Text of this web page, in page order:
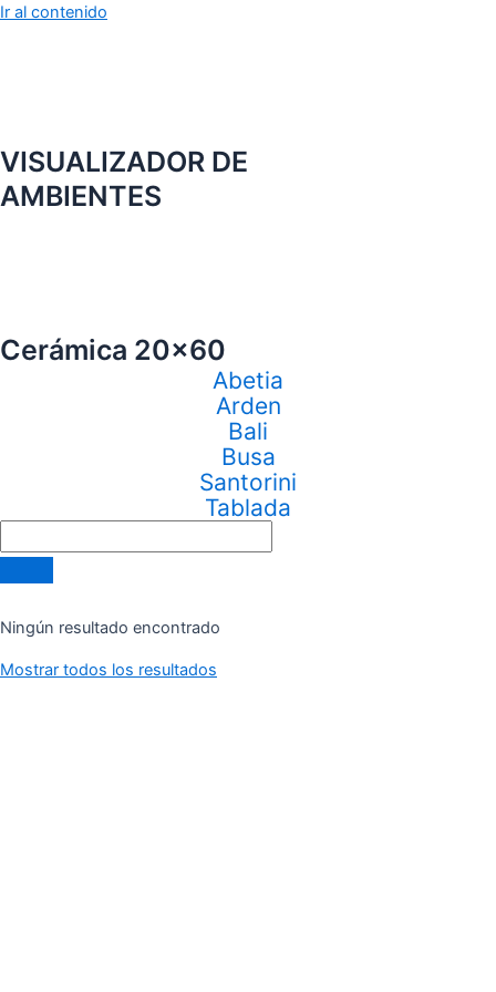
Ir al contenido
VISUALIZADOR DE
AMBIENTES
Cerámica 20x60
Abetia
Arden
Bali
Busa
Santorini
Tablada
Ningún resultado encontrado
Mostrar todos los resultados